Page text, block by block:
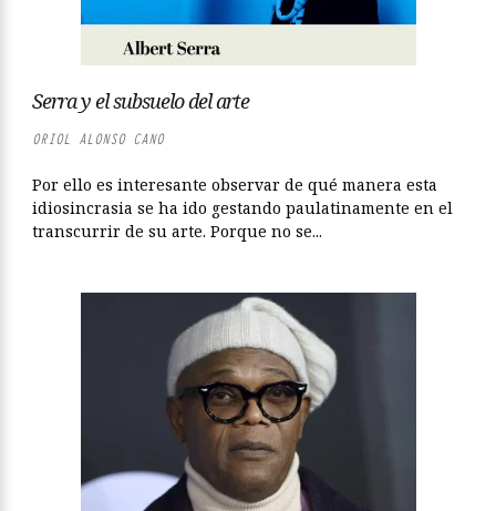
Serra y el subsuelo del arte
ORIOL ALONSO CANO
Por ello es interesante observar de qué manera esta
idiosincrasia se ha ido gestando paulatinamente en el
transcurrir de su arte. Porque no se...